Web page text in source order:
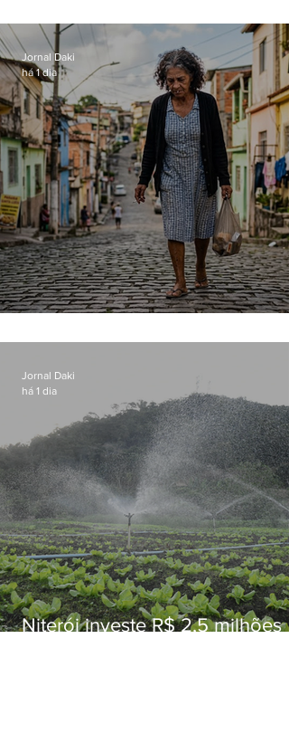
loja
Jornal Daki
há 1 dia
Niterói investe R$ 2,5 milhões
Jornal Daki
há 1 dia